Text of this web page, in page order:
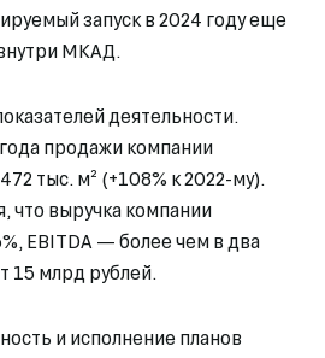
запуск в 2024 году еще
МКАД.
деятельности.
продажи компании
тыс. м² (+108% к 2022-му).
что выручка компании
EBITDA — более чем в два
15 млрд рублей.
и исполнение планов